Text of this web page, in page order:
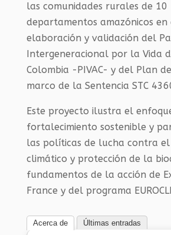
las comunidades rurales de 10
departamentos amazónicos en
elaboración y validación del
Intergeneracional por la Vida
Colombia -PIVAC- y del Plan
marco de la Sentencia STC
Este proyecto ilustra el
fortalecimiento sostenible y
las políticas de lucha contra el
climático y protección de la
fundamentos de la acción de
France y del programa
Acerca de Últimas entradas